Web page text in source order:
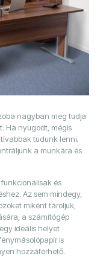
nagyban meg tudja
Ha nyugodt, mégis
tudunk lenni.
a munkára és
és
Az sem mindegy,
miként tároljuk,
a számítógép
ideális helyet
is
hozzáférhető.